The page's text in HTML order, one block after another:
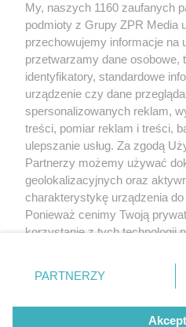
Żaden utwór zamieszczony w serwisie
rozpowszechniany lub dalej
tym także elektroniczny lub
eksploatacji w jakiejkolwiek formie,
bez pisemnej zgody właściciela praw.
wykorzystanie utworów w całości lub
bez właściwej zgody, jest zabronione
prawnie.
O nas
My, naszych 1160 zaufanych
podmioty z Grupy ZPR Media
przechowujemy informacje na
przetwarzamy dane osobowe,
identyfikatory, standardowe
urządzenie czy dane
spersonalizowanych reklam,
treści, pomiar reklam i treści,
ulepszanie usług. Za zgodą
Partnerzy możemy używać
geolokalizacyjnych oraz
charakterystykę urządzenia
Ponieważ cenimy Twoją
korzystanie z tych technologii
zmienić/wycofać klikając
znajdujący się w lewym
rodzaje przetwarzania danych
użytkownika, ale masz prawo
PARTNERZY